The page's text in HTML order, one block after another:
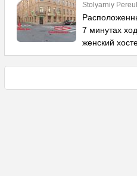
Stolyarniy
7 минутах
женский